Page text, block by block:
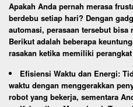
Apakah Anda pernah merasa
berdebu setiap hari? Dengan
automasi, perasaan tersebut bisa
Berikut adalah beberapa
rasakan ketika memiliki
Efisiensi Waktu dan Energi:
waktu dengan menggerakkan
robot yang bekerja, sementara